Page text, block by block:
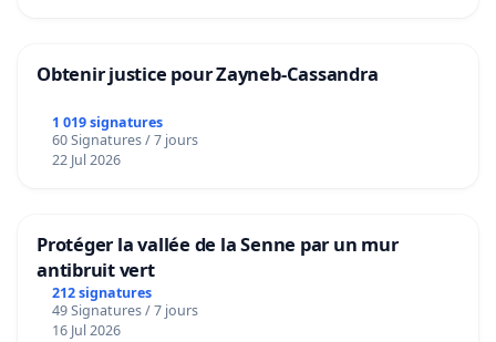
Obtenir justice pour Zayneb-Cassandra
1 019 signatures
60 Signatures / 7 jours
22 Jul 2026
Protéger la vallée de la Senne par un mur
antibruit vert
212 signatures
49 Signatures / 7 jours
16 Jul 2026